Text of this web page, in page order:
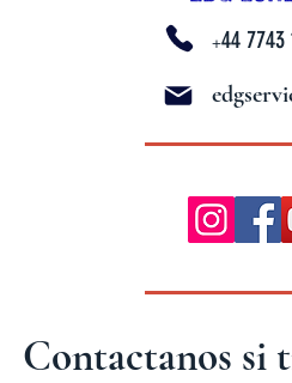
+44 7743
Contactanos si